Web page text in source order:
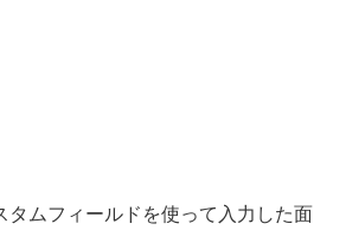
タムフィールドを使って入力した面